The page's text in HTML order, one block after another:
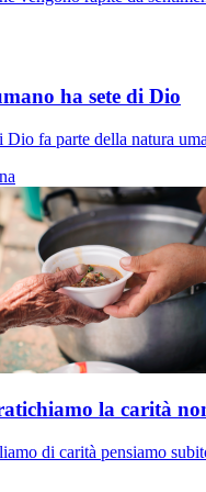
ha sete di Dio
fa parte della natura
la carità
di carità pensiamo